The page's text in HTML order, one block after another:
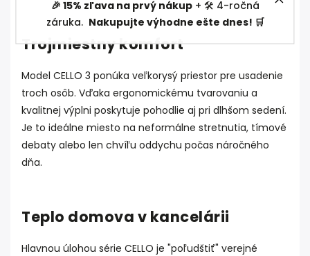
🎉 15% zľava na prvý nákup+ 🛠️ 4-ročná
záruka. Nakupujte výhodne ešte dnes! 🛒
Trojmiestny komfort
Model CELLO 3 ponúka veľkorysý priestor pre usadenie
troch osôb. Vďaka ergonomickému tvarovaniu a
kvalitnej výplni poskytuje pohodlie aj pri dlhšom sedení.
Je to ideálne miesto na neformálne stretnutia, tímové
debaty alebo len chvíľu oddychu počas náročného
dňa.
Teplo domova v kancelárii
Hlavnou úlohou série CELLO je "poľudštiť" verejné